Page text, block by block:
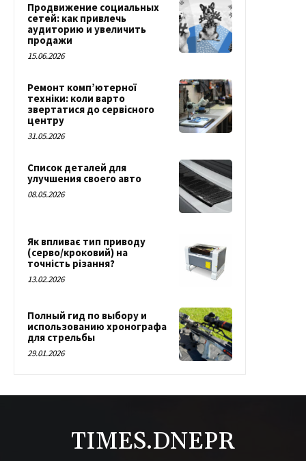
Продвижение социальных
сетей: как привлечь
аудиторию и увеличить
продажи
15.06.2026
Ремонт комп’ютерної
техніки: коли варто
звертатися до сервісного
центру
31.05.2026
Список деталей для
улучшения своего авто
08.05.2026
Як впливає тип приводу
(серво/кроковий) на
точність різання?
13.02.2026
Полный гид по выбору и
использованию хронографа
для стрельбы
29.01.2026
TIMES.DNEPR